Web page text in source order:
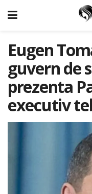
Eugen
guvern de
prezenta
executiv